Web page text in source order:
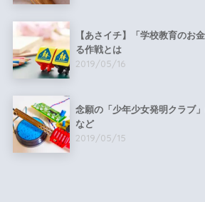
【あさイチ】「学校教育のお
る作戦とは
2019/05/16
念願の「少年少女発明クラブ
など
2019/05/15